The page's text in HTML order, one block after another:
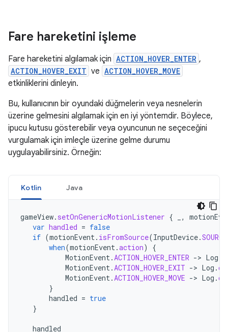
Fare hareketini işleme
Fare hareketini algılamak için ACTION_HOVER_ENTER ,
ACTION_HOVER_EXIT ve ACTION_HOVER_MOVE
etkinliklerini dinleyin.
Bu, kullanıcının bir oyundaki düğmelerin veya nesnelerin
üzerine gelmesini algılamak için en iyi yöntemdir. Böylece,
ipucu kutusu gösterebilir veya oyuncunun ne seçeceğini
vurgulamak için imleçle üzerine gelme durumu
uygulayabilirsiniz. Örneğin:
Kotlin Java
gameView. setOnGenericMotionListener { ,
var handled = false
if (motionEvent. isFromSource(InputDevice.
when(motionEvent.action)
{
MotionEvent.ACTION_HOVER_ENTER -> Log
MotionEvent.ACTION_HOVER_EXIT -> Log .d
MotionEvent.ACTION_HOVER_MOVE -> Log .d
}
handled = true
}
handled